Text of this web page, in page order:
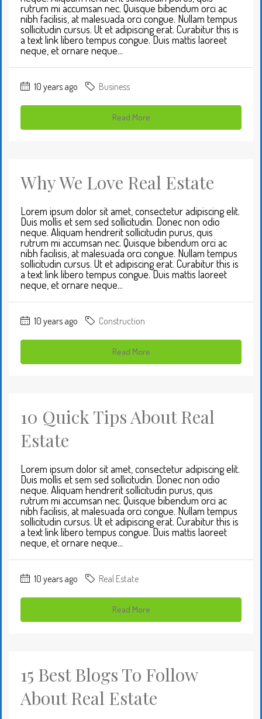
rutrum mi accumsan nec. Quisque bibendum orci ac
nibh facilisis, at malesuada orci congue. Nullam tempus
sollicitudin cursus. Ut et adipiscing erat. Curabitur this is
a text link libero tempus congue. Duis mattis laoreet
neque, et ornare neque...
10 years ago Business
Read More
Why We Love Real Estate
Lorem ipsum dolor sit amet, consectetur adipiscing elit.
Duis mollis et sem sed sollicitudin. Donec non odio
neque. Aliquam hendrerit sollicitudin purus, quis
rutrum mi accumsan nec. Quisque bibendum orci ac
nibh facilisis, at malesuada orci congue. Nullam tempus
sollicitudin cursus. Ut et adipiscing erat. Curabitur this is
a text link libero tempus congue. Duis mattis laoreet
neque, et ornare neque...
10 years ago Construction
Read More
10 Quick Tips About Real
Estate
Lorem ipsum dolor sit amet, consectetur adipiscing elit.
Duis mollis et sem sed sollicitudin. Donec non odio
neque. Aliquam hendrerit sollicitudin purus, quis
rutrum mi accumsan nec. Quisque bibendum orci ac
nibh facilisis, at malesuada orci congue. Nullam tempus
sollicitudin cursus. Ut et adipiscing erat. Curabitur this is
a text link libero tempus congue. Duis mattis laoreet
neque, et ornare neque...
10 years ago Real Estate
Read More
15 Best Blogs To Follow
About Real Estate